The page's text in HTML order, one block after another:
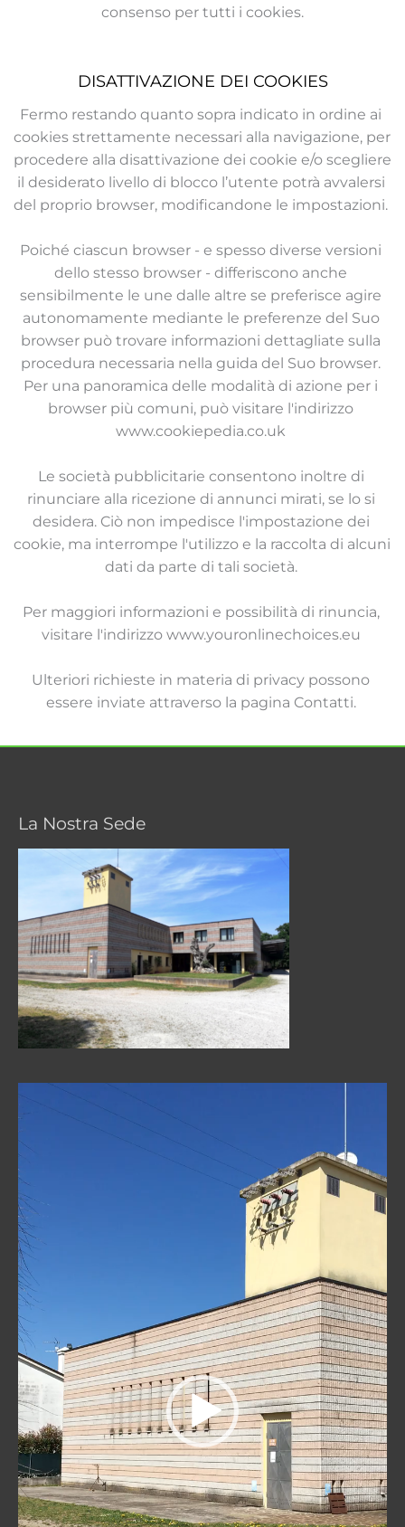
consenso per tutti i cookies.
DISATTIVAZIONE DEI COOKIES
Fermo restando quanto sopra indicato in ordine ai
cookies strettamente necessari alla navigazione, per
procedere alla disattivazione dei cookie e/o scegliere
il desiderato livello di blocco l’utente potrà avvalersi
del proprio browser, modificandone le impostazioni.
Poiché ciascun browser - e spesso diverse versioni
dello stesso browser - differiscono anche
sensibilmente le une dalle altre se preferisce agire
autonomamente mediante le preferenze del Suo
browser può trovare informazioni dettagliate sulla
procedura necessaria nella guida del Suo browser.
Per una panoramica delle modalità di azione per i
browser più comuni, può visitare l'indirizzo
www.cookiepedia.co.uk
Le società pubblicitarie consentono inoltre di
rinunciare alla ricezione di annunci mirati, se lo si
desidera. Ciò non impedisce l'impostazione dei
cookie, ma interrompe l'utilizzo e la raccolta di alcuni
dati da parte di tali società.
Per maggiori informazioni e possibilità di rinuncia,
visitare l'indirizzo www.youronlinechoices.eu
Ulteriori richieste in materia di privacy possono
essere inviate attraverso la pagina Contatti.
La Nostra Sede
Player